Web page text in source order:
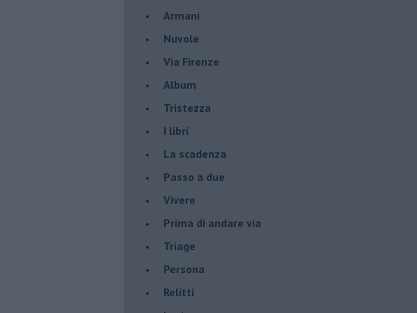
Armani
Nuvole
Via Firenze
Album
Tristezza
I libri
La scadenza
Passo a due
Vivere
Prima di andare via
Triage
Persona
Relitti